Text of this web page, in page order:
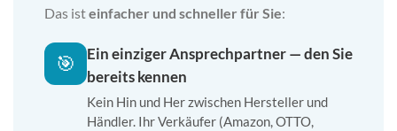
Das isteinfacher und schneller für Sie:
🎯
Ein einziger Ansprechpartner — den Sie
bereits kennen
Kein Hin und Her zwischen Hersteller und
Händler. Ihr Verkäufer (Amazon, OTTO,